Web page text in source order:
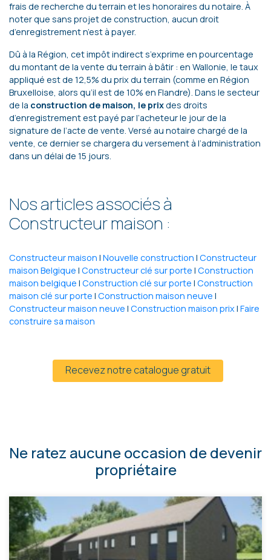
frais de recherche du terrain et les honoraires du notaire. À
noter que sans projet de construction, aucun droit
d’enregistrement n’est à payer.
Dû à la Région, cet impôt indirect s’exprime en pourcentage
du montant de la vente du terrain à bâtir : en Wallonie, le taux
appliqué est de 12,5% du prix du terrain (comme en Région
Bruxelloise, alors qu’il est de 10% en Flandre). Dans le secteur
de la construction de maison, le prixdes droits
d’enregistrement est payé par l’acheteur le jour de la
signature de l’acte de vente. Versé au notaire chargé de la
vente, ce dernier se chargera du versement à l’administration
dans un délai de 15 jours.
Nos articles associés à
Constructeur maison :
Constructeur maison | Nouvelle construction | Constructeur
maison Belgique | Constructeur clé sur porte | Construction
maison belgique | Construction clé sur porte | Construction
maison clé sur porte | Construction maison neuve |
Constructeur maison neuve | Construction maison prix| Faire
construire sa maison
Recevez notre catalogue gratuit
Ne ratez aucune occasion de devenir
propriétaire